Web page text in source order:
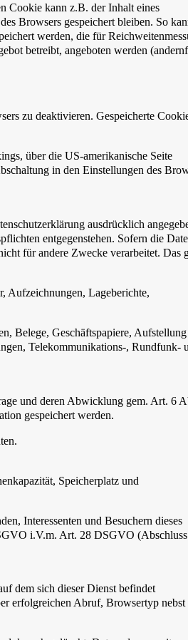
Cookie kann z.B. der Inhalt eines
Browsers gespeichert bleiben. So
werden, die für
betreibt, angeboten werden
zu deaktivieren. Gespeicherte
über die US-amerikanische Seite
in den Einstellungen des
ausdrücklich
entgegenstehen. Sofern die
für andere Zwecke verarbeitet. Das
Aufzeichnungen, Lageberichte,
Belege, Geschäftspapiere,
Telekommunikations-, Rundfunk-
und deren Abwicklung gem. Art. 6
gespeichert werden.
Speicherplatz und
Interessenten und Besuchern dieses
i.V.m. Art. 28 DSGVO (Abschluss
dem sich dieser Dienst befindet
erfolgreichen Abruf, Browsertyp nebst